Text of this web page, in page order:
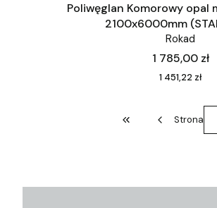
Poliwęglan Komorowy opal
2100x6000mm
Rokad
Cena
1 785,00 zł
Cena
1 451,22 zł
Wróć do pierwszej
Strona